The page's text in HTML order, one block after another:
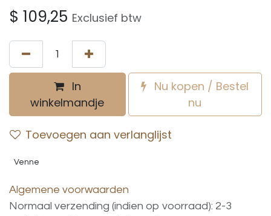
$ 109,25 Exclusief btw
In
winkelmandje
Nu kopen / Bestel
nu
Toevoegen aan verlanglijst
Venne
Algemene voorwaarden
Normaal verzending (indien op voorraad): 2-3